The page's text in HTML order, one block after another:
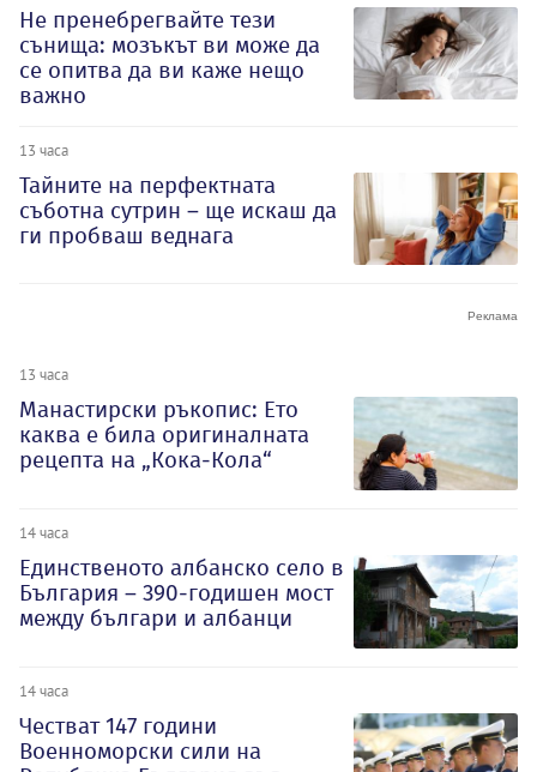
Не пренебрегвайте тези
сънища: мозъкът ви може да
се опитва да ви каже нещо
важно
13 часа
Тайните на перфектната
съботна сутрин – ще искаш да
ги пробваш веднага
13 часа
Манастирски ръкопис: Ето
каква е била оригиналната
рецепта на „Кока-Кола“
14 часа
Единственото албанско село в
България – 390-годишен мост
между българи и албанци
14 часа
Честват 147 години
Военноморски сили на